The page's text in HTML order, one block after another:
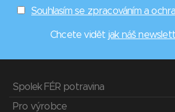
Souhlasím se zpracováním a
Chcete vidět jak náš
Spolek FÉR potravina
Pro výrobce